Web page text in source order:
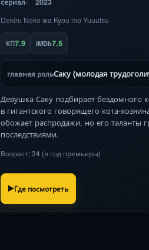
Dekiru Neko wa Kyou mo Yuuutsu
КП7.9 IMDb7.5
главная рольСаку (молодая
Девушка Саку подбирает бездомного
в гигантского говорящего кота-
обожает распродажи, но его таланты
последствиями.
Возраст: 34 (в год премьеры)
Где посмотреть